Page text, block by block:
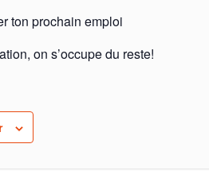
ton prochain emploi
on s’occupe du reste!